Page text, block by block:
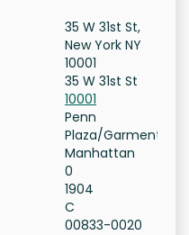
35 W 31st St,
New York NY
10001
35 W 31st St
10001
Penn
Plaza/Garment
Manhattan
0
1904
C
00833-0020